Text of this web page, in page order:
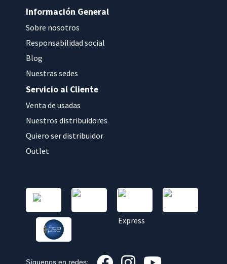
Información General
Sobre nosotros
Responsabilidad social
Blog
Nuestras sedes
Servicio al Cliente
Venta de usadas
Nuestros distribuidores
Quiero ser distribuidor
Outlet
Síguenos en redes: